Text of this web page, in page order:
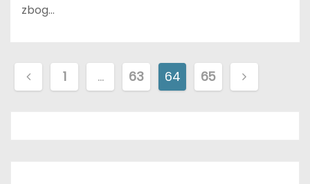
zbog…
1 … 63 64 65